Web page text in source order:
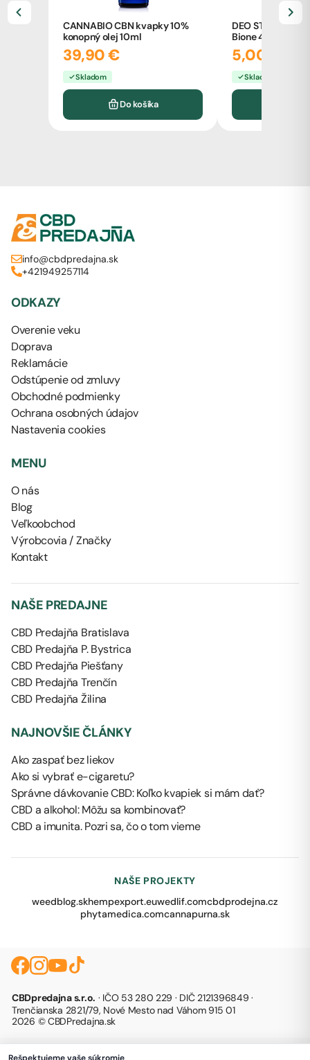
CANNABIO CBN kvapky 10%
konopný olej 10ml
39,90 €
Skladom
Do košíka
DEO STICK
Bione 45ml
5,00 €
Skladom
info@cbdpredajna.sk
+421949257114
ODKAZY
Overenie veku
Doprava
Reklamácie
Odstúpenie od zmluvy
Obchodné podmienky
Ochrana osobných údajov
Nastavenia cookies
MENU
O nás
Blog
Veľkoobchod
Výrobcovia / Značky
Kontakt
NAŠE PREDAJNE
CBD Predajňa Bratislava
CBD Predajňa P. Bystrica
CBD Predajňa Piešťany
CBD Predajňa Trenčín
CBD Predajňa Žilina
NAJNOVŠIE ČLÁNKY
Ako zaspať bez liekov
Ako si vybrať e-cigaretu?
Správne dávkovanie CBD: Koľko kvapiek si mám dať?
CBD a alkohol: Môžu sa kombinovať?
CBD a imunita. Pozri sa, čo o tom vieme
NAŠE PROJEKTY
weedblog.skhempexport.euwedlif.comcbdprodejna.cz
phytamedica.comcannapurna.sk
CBDpredajna s.r.o. · IČO 53 280 229 · DIČ 2121396849 ·
Trenčianska 2821/79, Nové Mesto nad Váhom 915 01
2026 © CBDPredajna.sk